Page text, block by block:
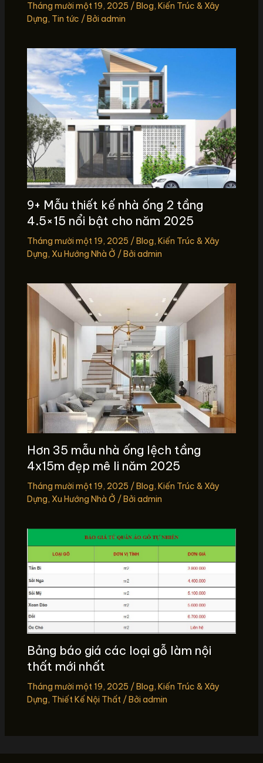
Tháng mười một 19, 2025 / Blog, Kiến Trúc & Xây
Dựng, Tin tức / Bởi admin
9+ Mẫu thiết kế nhà ống 2 tầng
4.5×15 nổi bật cho năm 2025
Tháng mười một 19, 2025 /Blog, Kiến Trúc & Xây
Dựng, Xu Hướng Nhà Ở / Bởi admin
Hơn 35 mẫu nhà ống lệch tầng
4x15m đẹp mê li năm 2025
Tháng mười một 19, 2025 / Blog, Kiến Trúc & Xây
Dựng, Xu Hướng Nhà Ở / Bởi admin
Bảng báo giá các loại gỗ làm nội
thất mới nhất
Tháng mười một 19, 2025 /Blog, Kiến Trúc & Xây
Dựng, Thiết Kế Nội Thất / Bởi admin